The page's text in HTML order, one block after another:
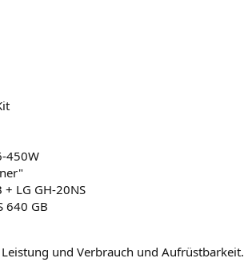
450W
LG GH-20NS
640 GB
und Verbrauch und Aufrüstbarkeit.